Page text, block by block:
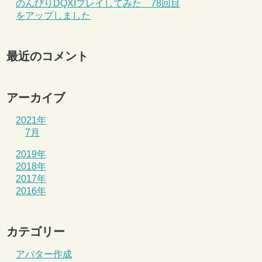
のんびりDQXIプレイしてみた 78回目
をアップしました
最近のコメント
アーカイブ
2021年
7月
2019年
2018年
2017年
2016年
カテゴリー
アバター作成